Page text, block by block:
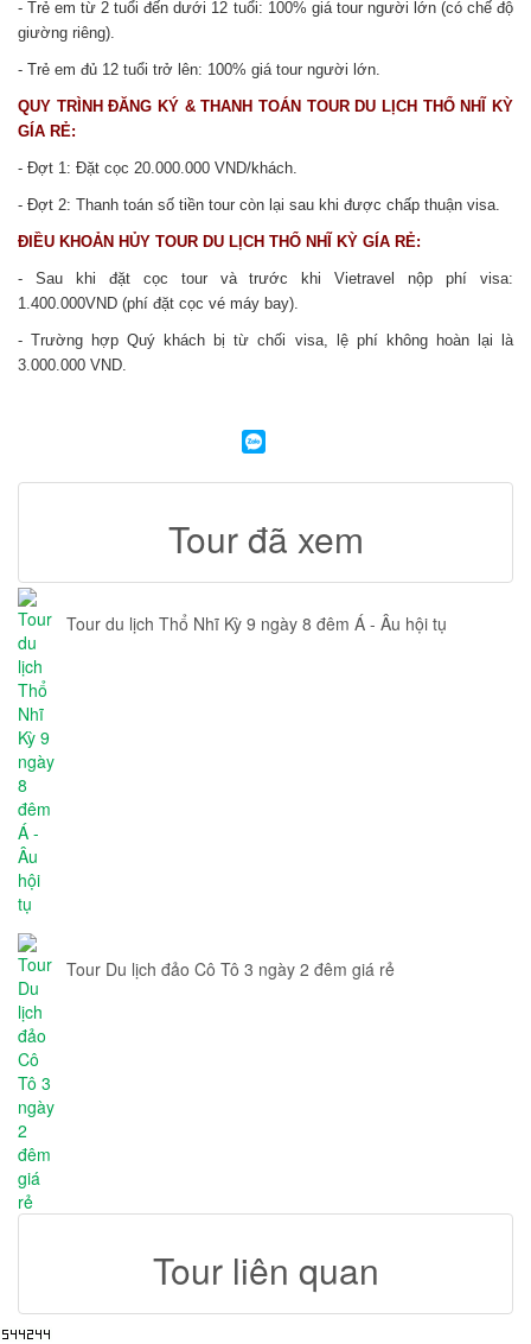
- Trẻ em từ 2 tuổi đến dưới 12 tuổi: 100% giá tour người lớn (có chế độ
giường riêng).
- Trẻ em đủ 12 tuổi trở lên: 100% giá tour người lớn.
QUY TRÌNH ĐĂNG KÝ & THANH TOÁN TOUR DU LỊCH THỔ NHĨ KỲ
GÍA RẺ:
- Đợt 1: Đặt cọc 20.000.000 VND/khách.
- Đợt 2: Thanh toán số tiền tour còn lại sau khi được chấp thuận visa.
ĐIỀU KHOẢN HỦY TOUR DU LỊCH THỔ NHĨ KỲ GÍA RẺ:
- Sau khi đặt cọc tour và trước khi Vietravel nộp phí visa:
1.400.000VND (phí đặt cọc vé máy bay).
- Trường hợp Quý khách bị từ chối visa, lệ phí không hoàn lại là
3.000.000 VND.
Tour đã xem
Tour du lịch Thổ Nhĩ Kỳ 9 ngày 8 đêm Á - Âu hội tụ
Tour Du lịch đảo Cô Tô 3 ngày 2 đêm giá rẻ
Tour liên quan